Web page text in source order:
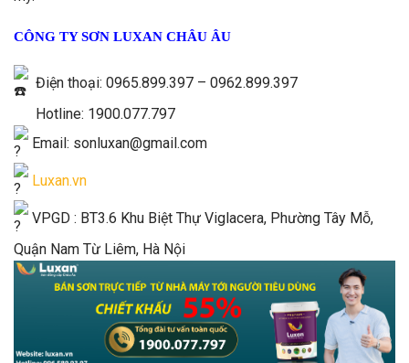
CÔNG TY SƠN LUXAN CHÂU ÂU
Điện thoại: 0965.899.397 – 0962.899.397
Hotline: 1900.077.797
Email: sonluxan@gmail.com
Luxan.vn
VPGD : BT3.6 Khu Biệt Thự Viglacera, Phường Tây Mỗ,
Quận Nam Từ Liêm, Hà Nội